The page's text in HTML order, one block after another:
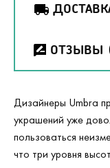
ОТЗЫВЫ
Дизайнеры Umbra
украшений уже
пользоваться
что три уровня